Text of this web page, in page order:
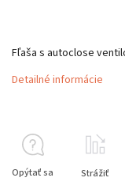
Fľaša s autoclose
Detailné informácie
Opýtať sa Strážiť